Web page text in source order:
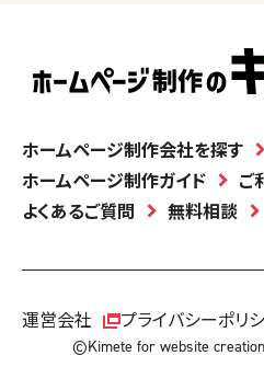
ホームページ制作会社を探す
ホームページ制作ガイド
ご
よくあるご質問
無料相談
運営会社 プライバシーポリ
©Kimete for website